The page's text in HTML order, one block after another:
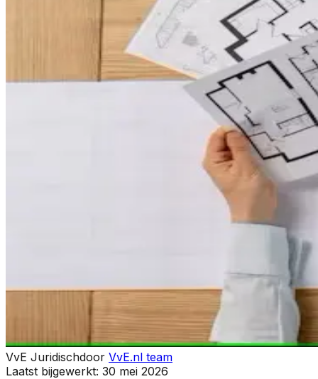
VvE Juridischdoor VvE.nl team
Laatst bijgewerkt: 30 mei 2026